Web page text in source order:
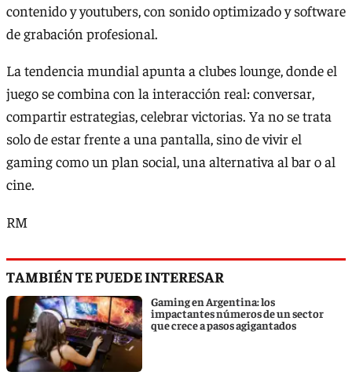
contenido y youtubers, con sonido optimizado y software
de grabación profesional.
La tendencia mundial apunta a clubes lounge, donde el
juego se combina con la interacción real: conversar,
compartir estrategias, celebrar victorias. Ya no se trata
solo de estar frente a una pantalla, sino de vivir el
gaming como un plan social, una alternativa al bar o al
cine.
RM
TAMBIÉN TE PUEDE INTERESAR
Gaming en Argentina: los
impactantes números de un sector
que crece a pasos agigantados